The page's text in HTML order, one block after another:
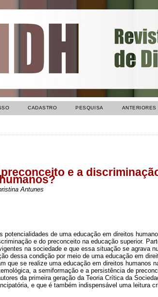
CADASTRO PESQUISA ANTERIORES
e a
Antunes
potencialidades de uma educação em direitos
e do preconceito na educação superior.
na sociedade e que essa situação se agrava
dessa condição por meio de uma educação em
que se realize uma educação em direitos humanos
a semiformação e a persistência de
da primeira geração da Teoria Crítica da
e que é também indispensável uma leitura